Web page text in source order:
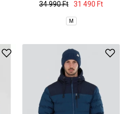
34 990 Ft 31 490 Ft
M